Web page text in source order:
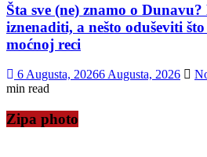
Šta sve (ne) znamo o Dunavu?
iznenaditi, a nešto oduševiti
moćnoj reci
6 Augusta, 20266 Augusta, 2026
min read
Zipa photo